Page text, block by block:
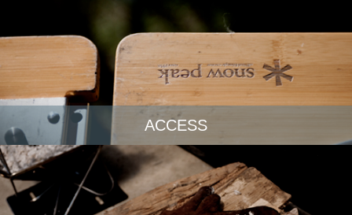
ACCESS